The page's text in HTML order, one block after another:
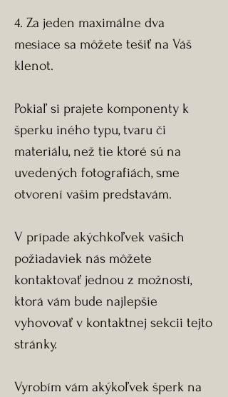
4. Za jeden maximálne dva
mesiace sa môžete tešiť na Váš
klenot.
Pokiaľ si prajete komponenty k
šperku iného typu, tvaru či
materiálu, než tie ktoré sú na
uvedených fotografiách, sme
otvorení vašim predstavám.
V prípade akýchkoľvek vašich
požiadaviek nás môžete
kontaktovať jednou z možností,
ktorá vám bude najlepšie
vyhovovať v kontaktnej sekcii tejto
stránky.
Vyrobím vám akýkoľvek šperk na